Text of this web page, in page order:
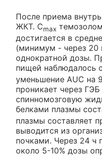
После приема
ЖКТ. Cmax
достигается в
(минимум - через 20
однократной дозы.
пищей наблюдалось
уменьшение AUC на
проникает через
спинномозговую
белками плазмы
плазмы составляет
выводится из
почками. Через 24 ч
около 5-10% дозы